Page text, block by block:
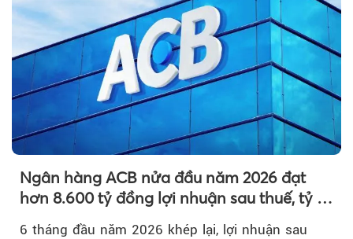
Ngân hàng ACB nửa đầu năm 2026 đạt
hơn 8.600 tỷ đồng lợi nhuận sau thuế, tỷ lệ
nợ xấu thấp nhất ngành
6 tháng đầu năm 2026 khép lại, lợi nhuận sau